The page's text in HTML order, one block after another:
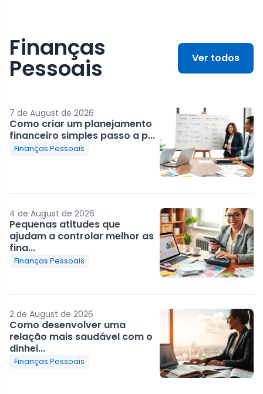
Finanças
Pessoais Ver todos
7 de August de 2026
Como criar um planejamento
financeiro simples passo a p...
Finanças Pessoais
4 de August de 2026
Pequenas atitudes que
ajudam a controlar melhor as
fina...
Finanças Pessoais
2 de August de 2026
Como desenvolver uma
relação mais saudável com o
dinhei...
Finanças Pessoais